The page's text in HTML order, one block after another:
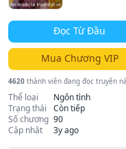
Đọc Từ Đầu
Mua Chương VIP
4620 thành viên đang đọc truyện
Thể loại
Ngôn tình
Trạng thái
Còn tiếp
Số chương 90
Cập nhật
3y ago